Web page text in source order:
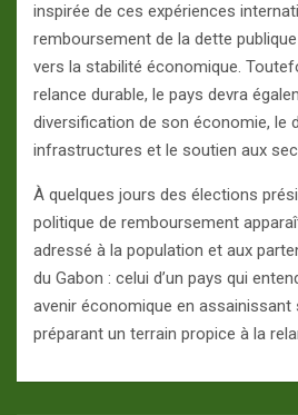
inspirée de ces expériences
remboursement de la dette
vers la stabilité économique.
relance durable, le pays devra
diversification de son économie, le
infrastructures et le soutien aux
À quelques jours des élections
politique de remboursement
adressé à la population et aux
du Gabon : celui d’un pays qui
avenir économique en assainissant
préparant un terrain propice à la